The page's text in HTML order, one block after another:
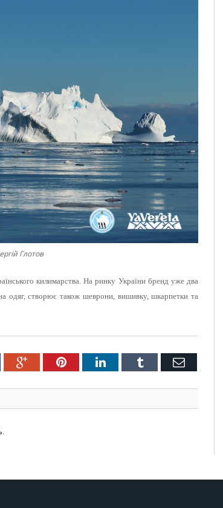
Глотов
килимарства. На ринку України бренд уже два
одяг, створює також шеврони, вишивку, шкарпетки та
Google+PinterestLinkedInTumblr Email
.